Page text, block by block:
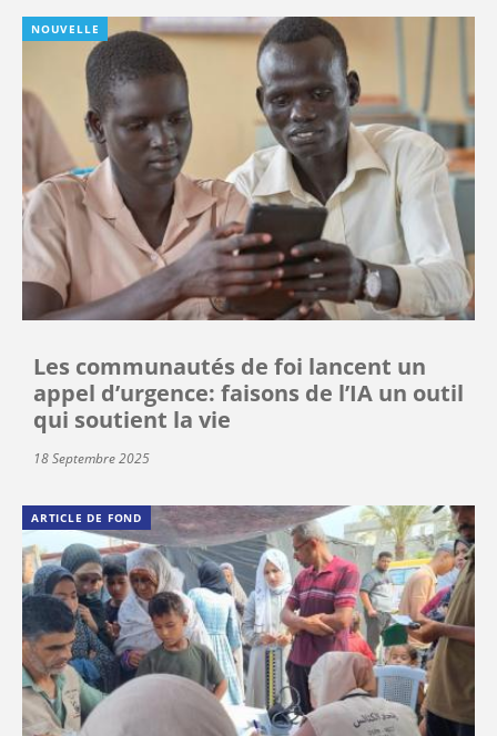
NOUVELLE
Les communautés de foi lancent un
appel d’urgence: faisons de l’IA un outil
qui soutient la vie
18 Septembre 2025
ARTICLE DE FOND